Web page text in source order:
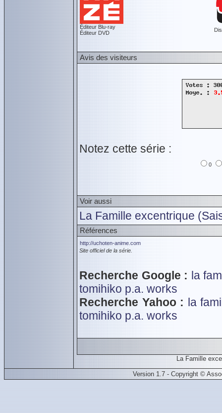
Éditeur Blu-ray
Éditeur DVD
Avis des visiteurs
Notez cette série :
0
Voir aussi
La Famille excentrique
Références
http://uchoten-anime.com
Site officiel de la série.
Recherche Google : la
tomihiko p.a. works
Recherche Yahoo : la
tomihiko p.a. works
La Famille
Version 1.7 - Copyright ©